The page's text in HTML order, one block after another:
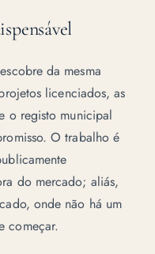
da mesma
licenciados, as
o registo municipal
O trabalho é
do mercado; aliás,
onde não há um
começar.